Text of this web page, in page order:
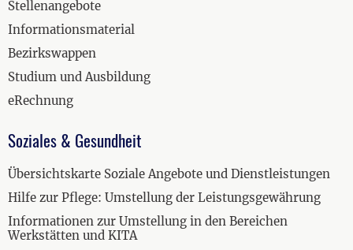
Stellenangebote
Informationsmaterial
Bezirkswappen
Studium und Ausbildung
eRechnung
Soziales & Gesundheit
Übersichtskarte Soziale Angebote und Dienstleistungen
Hilfe zur Pflege: Umstellung der Leistungsgewährung
Informationen zur Umstellung in den Bereichen
Werkstätten und KITA